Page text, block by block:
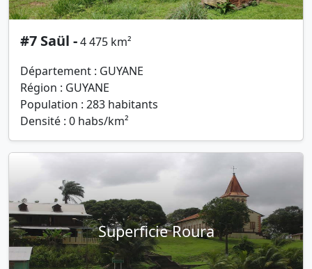
#7 Saül -4 475 km²
Département : GUYANE
Région : GUYANE
Population : 283 habitants
Densité : 0 habs/km²
Superficie Roura